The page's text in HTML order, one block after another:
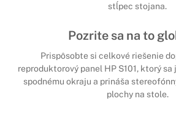
stĺpec stojana.
Pozrite sa na to
Prispôsobte si celkové riešenie
reproduktorový panel HP S101, ktorý
spodnému okraju a prináša
plochy na stole.